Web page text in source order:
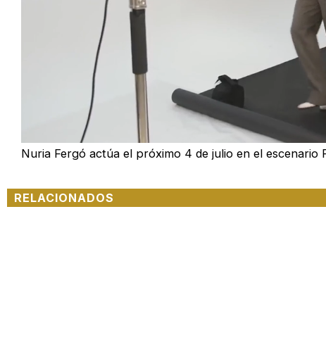
Nuria Fergó actúa el próximo 4 de julio en el escenario
RELACIONADOS